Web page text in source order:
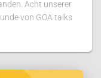
Acht unserer
von GOA talks